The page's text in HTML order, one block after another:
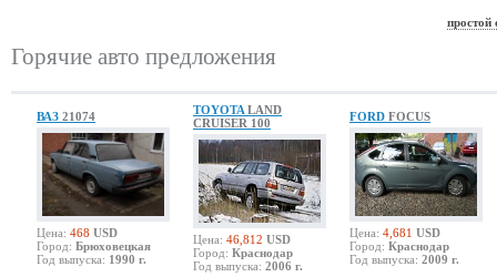
простой
Горячие авто предложения
ВАЗ 21074
Цена: 468 USD
Город: Брюховецкая
Год выпуска: 1990 г.
TOYOTA LAND
CRUISER 100
Цена: 46,812 USD
Город: Краснодар
Год выпуска: 2006 г.
FORD FOCUS
Цена: 4,681 USD
Город: Краснодар
Год выпуска: 2009 г.